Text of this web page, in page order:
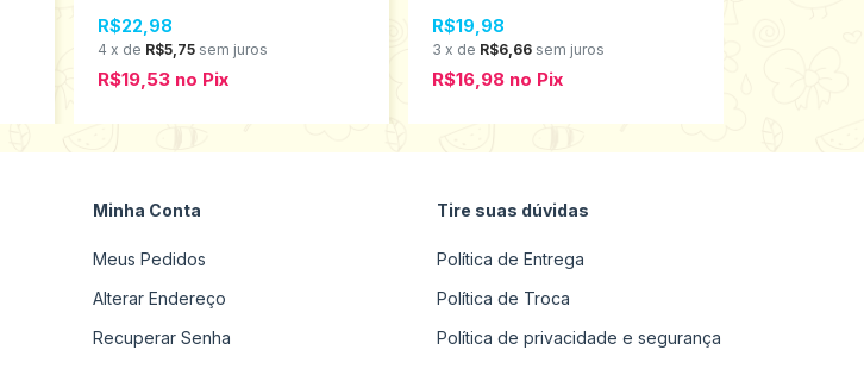
R$22,98
4 x de R$5,75 sem juros
R$19,53 no Pix
R$19,98
3 x de R$6,66 sem juros
R$16,98 no Pix
Minha Conta
Meus Pedidos
Alterar Endereço
Recuperar Senha
Tire suas dúvidas
Política de Entrega
Política de Troca
Política de privacidade e segurança